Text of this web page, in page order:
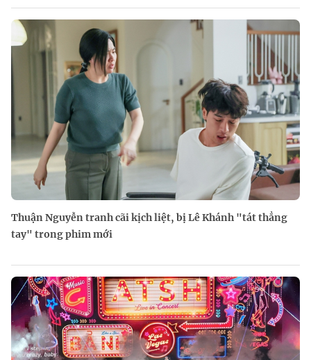
Thuận Nguyễn tranh cãi kịch liệt, bị Lê Khánh "tát thẳng
tay" trong phim mới